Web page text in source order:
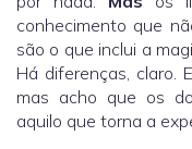
conhecimento que
são o que inclui a
Há diferenças, claro.
mas acho que os
aquilo que torna a